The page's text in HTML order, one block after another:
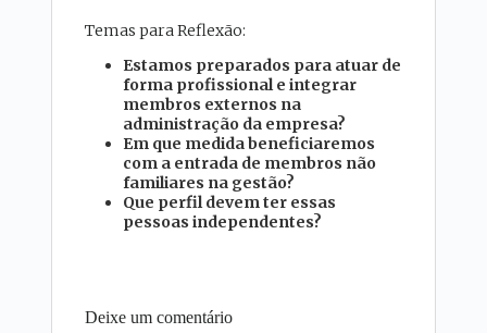
Temas para Reflexão:
Estamos preparados para atuar de
forma profissional e integrar
membros externos na
administração da empresa?
Em que medida beneficiaremos
com a entrada de membros não
familiares na gestão?
Que perfil devem ter essas
pessoas independentes?
Deixe um comentário